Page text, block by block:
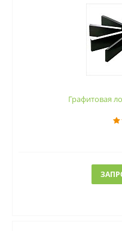
Графитовая